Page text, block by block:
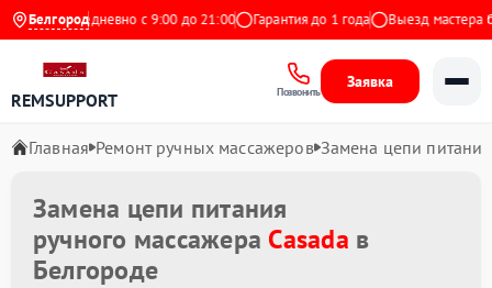
Белгород
Ежедневно с 9:00 до 21:00 Гарантия до 1 года Выезд мастера
REMSUPPORT Позвонить
Заявка
Главная Ремонт ручных массажеров Замена цепи питания
Замена цепи питания
ручного массажера Casada в
Белгороде